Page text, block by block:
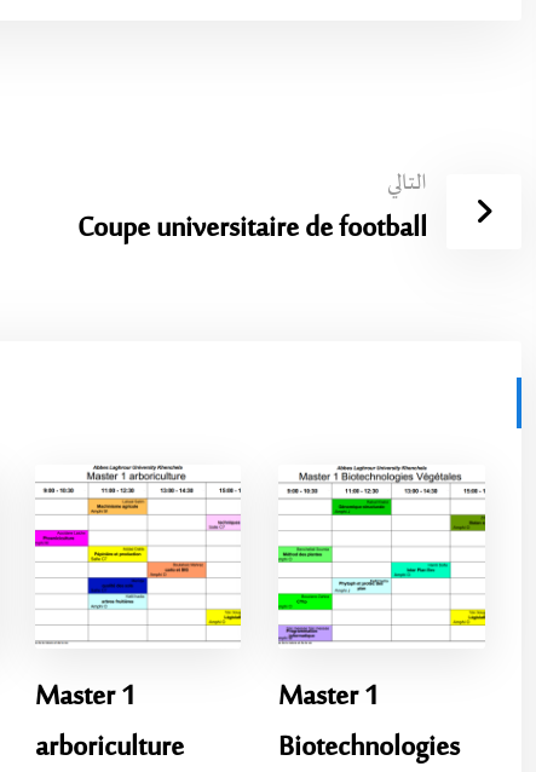
التالي
Coupe universitaire de football
Master 1
arboriculture
Master 1
Biotechnologies